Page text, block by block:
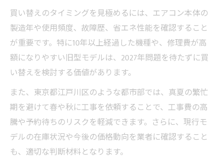
買い替えのタイミングを見極めるには、エアコン本体の
製造年や使用頻度、故障歴、省エネ性能を確認すること
が重要です。特に10年以上経過した機種や、修理費が高
額になりやすい旧型モデルは、2027年問題を待たずに買
い替えを検討する価値があります。
また、東京都江戸川区のような都市部では、真夏の繁忙
期を避けて春や秋に工事を依頼することで、工事費の高
騰や予約待ちのリスクを軽減できます。さらに、現行モ
デルの在庫状況や今後の価格動向を業者に確認すること
も、適切な判断材料となります。